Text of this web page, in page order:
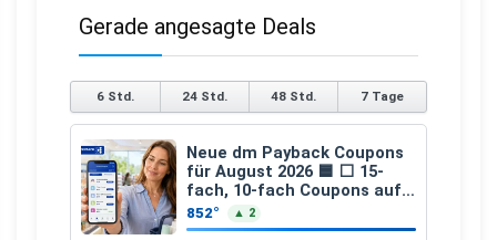
Gerade angesagte Deals
6 Std. 24 Std. 48 Std. 7 Tage
Neue dm Payback Coupons
für August 2026 🟦 ⬜ 15-
fach, 10-fach Coupons auf
den gesamten Einkauf ab 2
€
852° ▲ 2